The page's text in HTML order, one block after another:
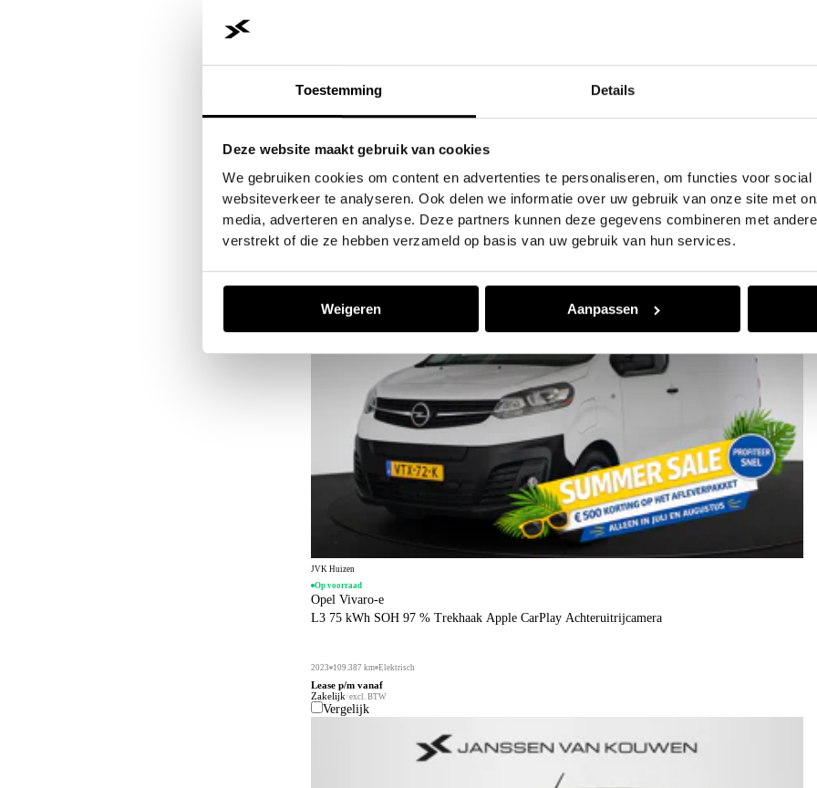
Toestemming Details
Deze website maakt gebruik van cookies
We gebruiken cookies om content en advertenties te personaliseren, om functies voor
websiteverkeer te analyseren. Ook delen we informatie over uw gebruik van onze site met
media, adverteren en analyse. Deze partners kunnen deze gegevens combineren met
verstrekt of die ze hebben verzameld op basis van uw gebruik van hun services.
Weigeren Aanpassen
Op voorraad
Citroën ë-Jumpy
2026 3 km Elektrisch
Lease p/m vanaf
excl. BTW
Vergelijk
JVK Huizen
Op voorraad
Opel Vivaro-e
L3 75 kWh SOH 97 % Trekhaak Apple CarPlay Achteruitrijcamera
2023 109.387 km Elektrisch
Lease p/m vanaf
Zakelijk excl. BTW
Vergelijk